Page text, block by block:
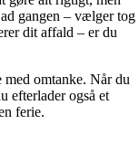
gangen – vælger tog
dit affald – er du
med omtanke. Når du
efterlader også et
ferie.